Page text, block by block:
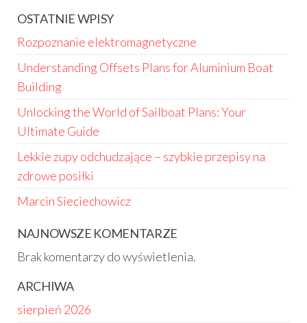
OSTATNIE WPISY
Rozpoznanie elektromagnetyczne
Understanding Offsets Plans for Aluminium Boat
Building
Unlocking the World of Sailboat Plans: Your
Ultimate Guide
Lekkie zupy odchudzające – szybkie przepisy na
zdrowe posiłki
Marcin Sieciechowicz
NAJNOWSZE KOMENTARZE
Brak komentarzy do wyświetlenia.
ARCHIWA
sierpień 2026